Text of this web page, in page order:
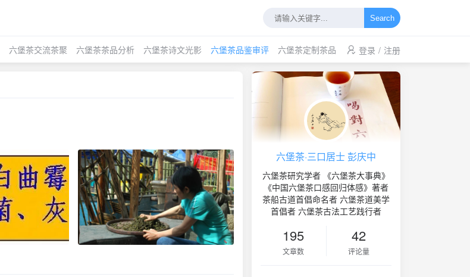
Search
六堡茶交流茶聚 六堡茶茶品分析 六堡茶诗文光影 六堡茶品鉴审评 六堡茶定制茶品 登录 / 注册
六堡茶·三口居士 彭庆中
六堡茶研究学者 《六堡茶大事典》
《中国六堡茶口感回归体感》著者
茶船古道首倡命名者 六堡茶道美学
首倡者 六堡茶古法工艺践行者
195
文章数
42
评论量